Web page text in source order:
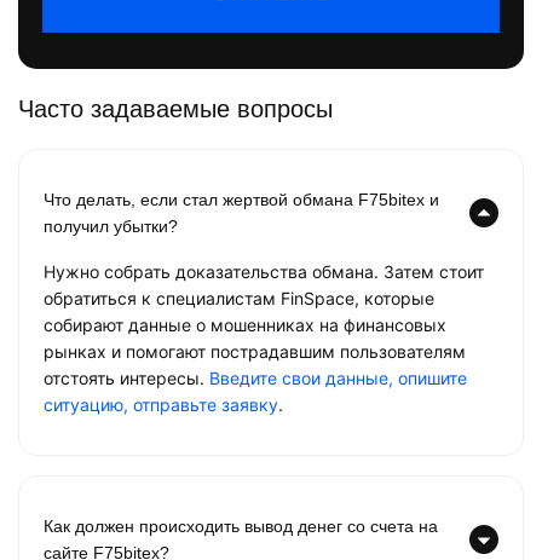
Часто задаваемые вопросы
Что делать, если стал жертвой обмана F75bitex и
получил убытки?
Нужно собрать доказательства обмана. Затем стоит
обратиться к специалистам FinSpace, которые
собирают данные о мошенниках на финансовых
рынках и помогают пострадавшим пользователям
отстоять интересы. Введите свои данные, опишите
ситуацию, отправьте заявку.
Как должен происходить вывод денег со счета на
сайте F75bitex?